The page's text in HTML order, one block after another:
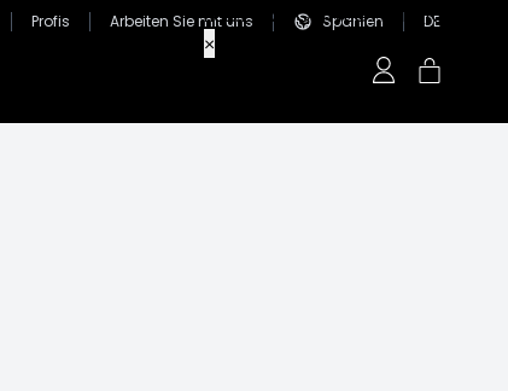
Profis Arbeiten Sie mit uns Spanien DE